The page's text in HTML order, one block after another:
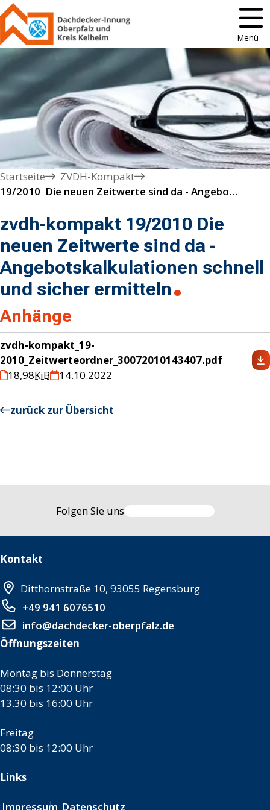
Menü
Startseite
ZVDH-Kompakt
19/2010  Die neuen Zeitwerte sind da - Angebotskalkulationen schnell und sicher ermitteln
zvdh-kompakt 19/2010 Die
neuen Zeitwerte sind da -
Angebotskalkulationen schnell
und sicher ermitteln
Anhänge
zvdh-kompakt_19-
2010_Zeitwerteordner_30072010143407.pdf
18,98KiB 14.10.2022
zurück zur Übersicht
Folgen Sie uns
Kontakt
Ditthornstraße 10, 93055 Regensburg
+49 941 6076510
info@dachdecker-oberpfalz.de
Öffnungszeiten
Montag bis Donnerstag
08:30 bis 12:00 Uhr
13.30 bis 16:00 Uhr
Freitag
08:30 bis 12:00 Uhr
Links
Impressum Datenschutz